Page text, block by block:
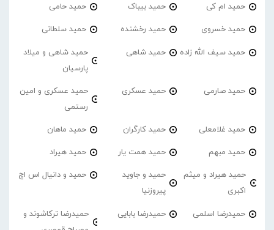
حمید ام کی حمید بیباک حمید حامی
حمید خسروی حمید رخشنده حمید سلطانی
حمید سیف الله زاده حمید شاهی
حمید شاهی و میلاد
پارسیان
حمید صارمی حمید عسکری
حمید عسکری و امین
رستمی
حمید غلامعلی حمید کارگران حمید ماهان
حمید مبهم حمید همت یار حمید هیراد
حمید هیراد و میثم
اکبری
حمید و جاوید
پیروزنیا
حمید و دانیال اس اچ
حمیدرضا اسلمی حمیدرضا بابایی
حمیدرضا ترکاشوند و